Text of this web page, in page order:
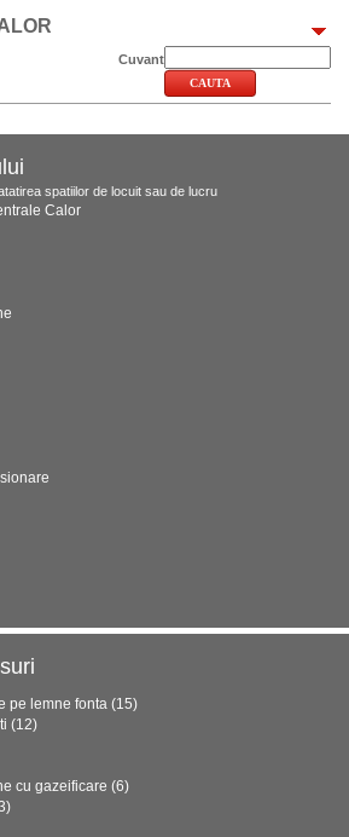
Cuvant
spatiilor de locuit sau de lucru
Calor
pe lemne fonta (15)
(12)
cu gazeificare (6)